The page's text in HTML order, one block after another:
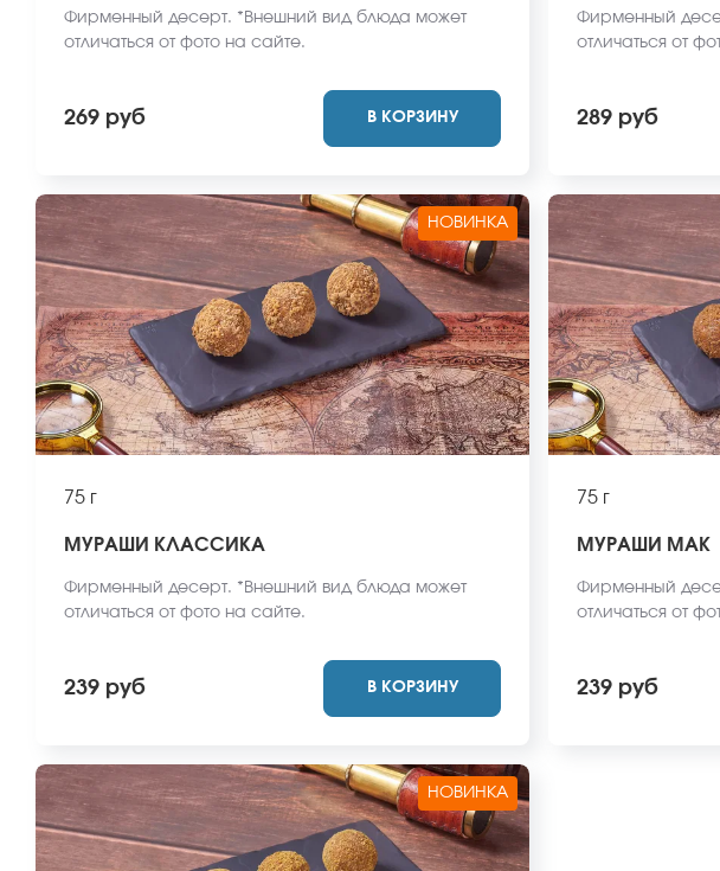
Фирменный десерт. *Внешний вид блюда может
отличаться от фото на сайте.
269 руб В КОРЗИНУ
Фирменный
отличаться от
289 руб
НОВИНКА
75 г
МУРАШИ КЛАССИКА
Фирменный десерт. *Внешний вид блюда может
отличаться от фото на сайте.
239 руб В КОРЗИНУ
75 г
МУРАШИ МАК
Фирменный
отличаться от
239 руб
НОВИНКА